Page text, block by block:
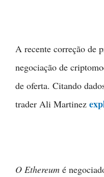
A recente correção de
negociação de
de oferta. Citando
trader Ali Martinez
O Ethereum é